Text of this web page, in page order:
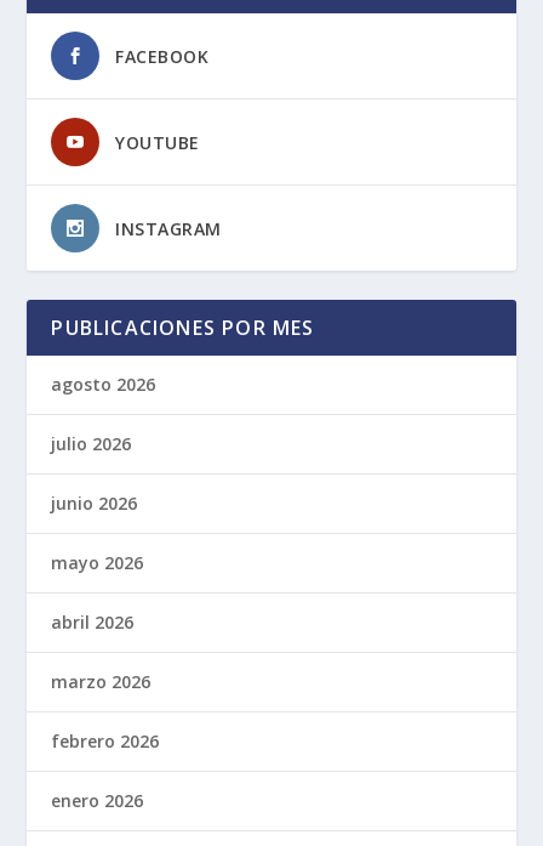
FACEBOOK
YOUTUBE
INSTAGRAM
PUBLICACIONES POR MES
agosto 2026
julio 2026
junio 2026
mayo 2026
abril 2026
marzo 2026
febrero 2026
enero 2026